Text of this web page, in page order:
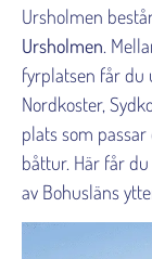
Ursholmen
Ursholmen.
fyrplatsen får du
Nordkoster,
plats som
båttur. Här får
av Bohusläns